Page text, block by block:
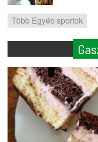
Több Egyéb sportok